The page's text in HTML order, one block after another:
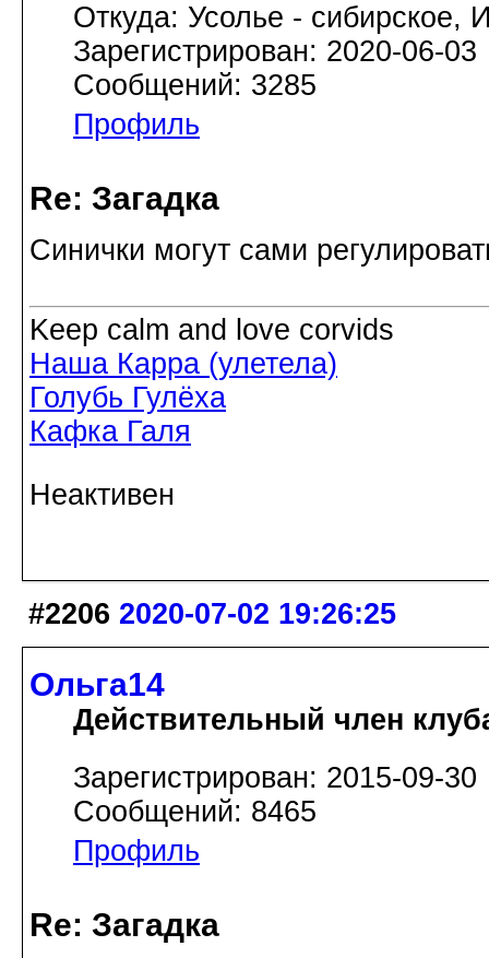
Откуда: Усолье - сибирское,
Зарегистрирован: 2020-06-03
Сообщений: 3285
Профиль
Re: Загадка
Синички могут сами
Keep calm and love corvids
Наша Карра (улетела)
Голубь Гулёха
Кафка Галя
Неактивен
#2206 2020-07-02 19:26:25
Ольга14
Действительный член
Зарегистрирован: 2015-09-30
Сообщений: 8465
Профиль
Re: Загадка